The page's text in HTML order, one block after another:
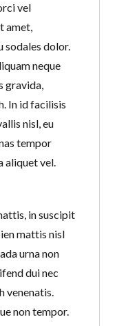
vel
amet,
sodales dolor.
neque
gravida,
In id facilisis
nisl, eu
tempor
aliquet vel.
in suscipit
mattis nisl
urna non
dui nec
venenatis.
non tempor.